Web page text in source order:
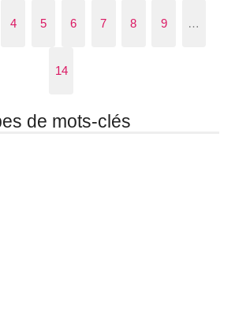
4 5 6 7 8 9 …
14
de mots-clés